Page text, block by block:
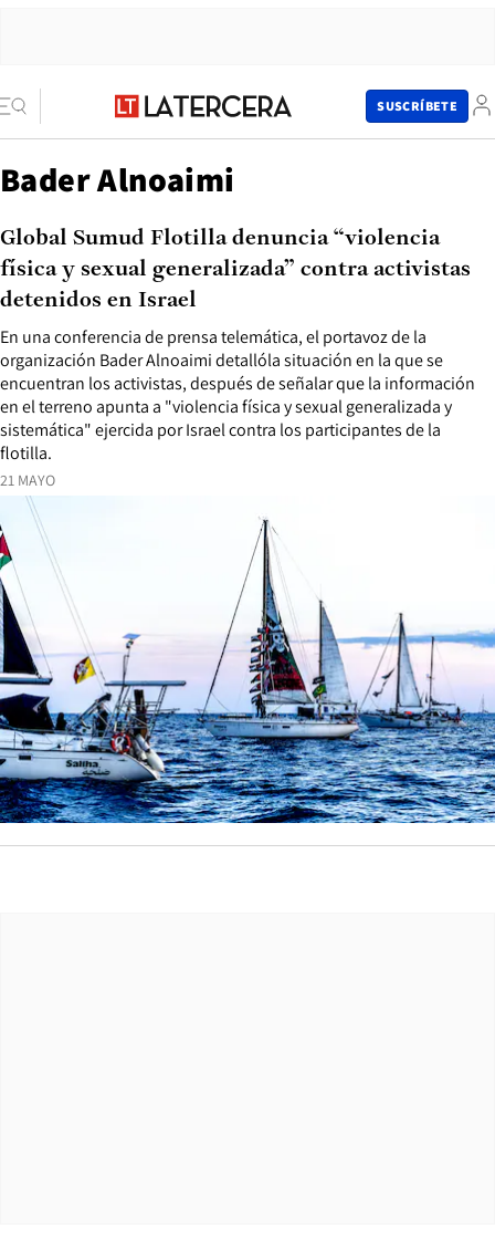
SUSCRÍBETE
Bader Alnoaimi
21 MAYO
En una conferencia de prensa telemática, el portavoz de la
organización Bader Alnoaimi detallóla situación en la que se
encuentran los activistas, después de señalar que la información
en el terreno apunta a "violencia física y sexual generalizada y
sistemática" ejercida por Israel contra los participantes de la
flotilla.
Global Sumud Flotilla denuncia “violencia
física y sexual generalizada” contra activistas
detenidos en Israel